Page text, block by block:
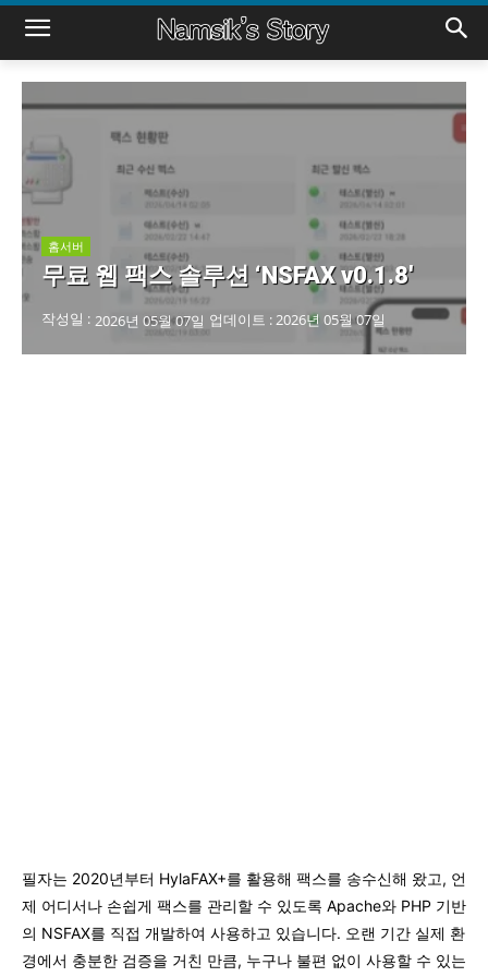
홈서버
무료 웹 팩스 솔루션 ‘NSFAX v0.1.8′
작성일 : 2026년 05월 07일 업데이트 :2026년 05월 07일
필자는 2020년부터 HylaFAX+를 활용해 팩스를 송수신해 왔고, 언
제 어디서나 손쉽게 팩스를 관리할 수 있도록 Apache와 PHP 기반
의 NSFAX를 직접 개발하여 사용하고 있습니다. 오랜 기간 실제 환
경에서 충분한 검증을 거친 만큼, 누구나 불편 없이 사용할 수 있는